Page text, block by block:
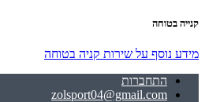
קנייה בטוחה
מידע נוסף על שירות קניה בטוחה
התחברות
zolsport04@gmail.com